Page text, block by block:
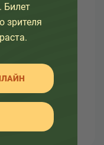
Билет
зрителя